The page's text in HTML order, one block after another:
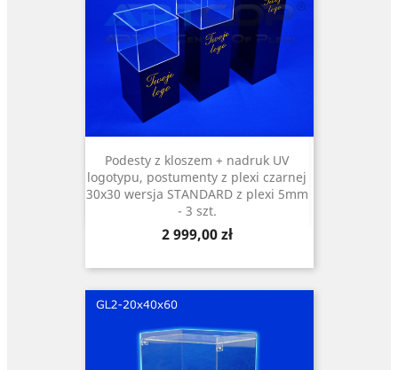
Podesty z kloszem + nadruk UV
logotypu, postumenty z plexi czarnej
30x30 wersja STANDARD z plexi 5mm
- 3 szt.
Cena
2 999,00 zł